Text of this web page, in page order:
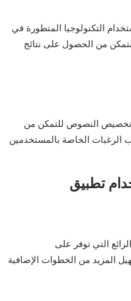
التكنولوجيا المتطورة في
من الحصول على نتائج
تخصيص النصوص للتمكن من
الخاصة بالمستخدمين
تطبيق
التي توفر على
المزيد من الخطوات الإضافية